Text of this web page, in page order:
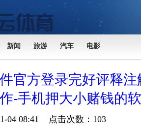
新闻 旅游 汽车 电影
官方登录完好评释
-手机押大小赌钱的
04 08:41 点击次数：103